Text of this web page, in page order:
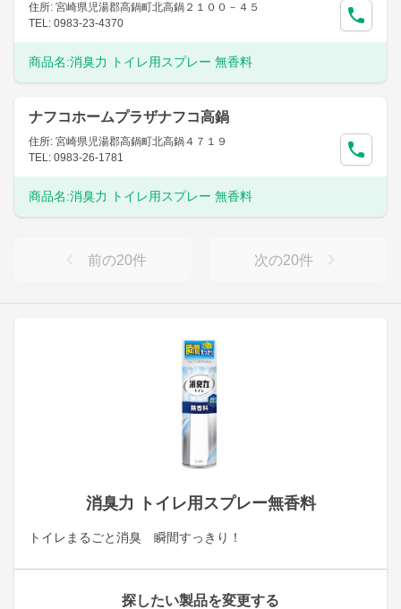
消臭力 トイレ用スプレー無香料
トイレまるごと消臭 瞬間すっきり！
探したい製品を変更する
住所: 宮崎県児湯郡高鍋町北高鍋２１００－４５
TEL: 0983-23-4370
商品名:消臭力 トイレ用スプレー 無香料
ナフコホームプラザナフコ高鍋
住所: 宮崎県児湯郡高鍋町北高鍋４７１９
TEL: 0983-26-1781
商品名:消臭力 トイレ用スプレー 無香料
前の20件 次の20件